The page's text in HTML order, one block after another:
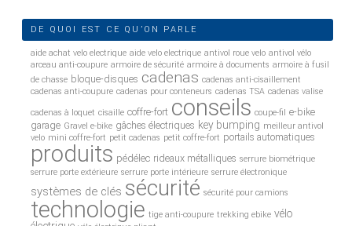
DE QUOI EST CE QU’ON PARLE
aide achat velo electrique aide velo electrique antivol roue velo antivol vélo
arceau anti-coupure armoire de sécurité armoire à documents armoire à fusil
de chasse bloque-disques cadenas cadenas anti-cisaillement
cadenas anti-coupure cadenas pour conteneurs cadenas TSA cadenas valise
cadenas à loquet cisaille coffre-fort conseils coupe-fil
e-bike
garage Gravel e-bike gâches électriques key bumping meilleur antivol
velo mini coffre-fort petit cadenas petit coffre-fort portails automatiques
produits pédélec rideaux métalliques serrure biométrique
serrure porte extérieure serrure porte intérieure serrure électronique
systèmes de clés sécurité sécurité pour camions
technologie tige anti-coupure trekking ebike vélo